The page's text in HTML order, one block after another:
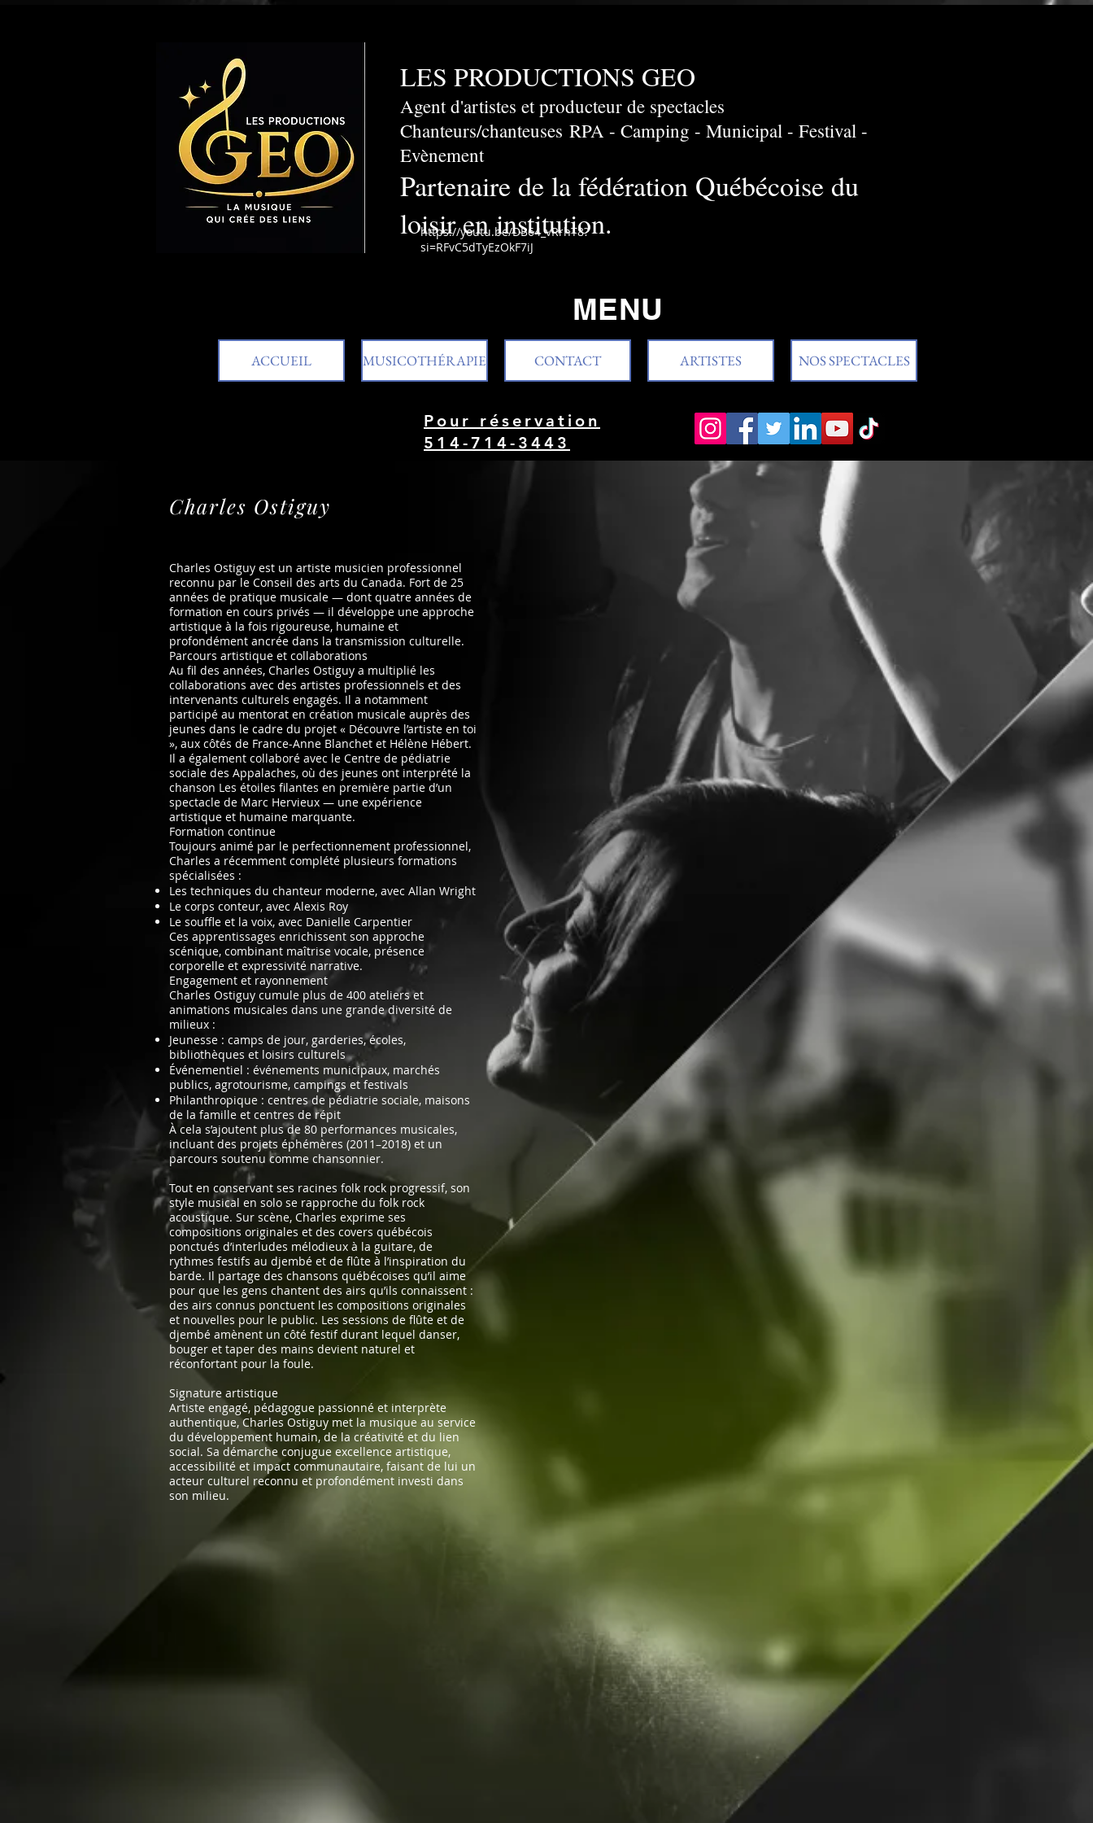
LES PRODUCTIONS GEO
Agent d'artistes et producteur de spectacles
Chanteurs/chanteuses ​RPA - Camping - Municipal - Festival -
Evènement
Partenaire de la fédération Québécoise du
loisir en institution.
MENU
ACCUEIL MUSICOTHÉRAPIE CONTACT ARTISTES NOS SPECTACLES
Pour réservation
514-714-3443
https://youtu.be/DB64_vRrhT8?
si=RFvC5dTyEzOkF7iJ
Charles Ostiguy
Charles Ostiguy est un artiste musicien professionnel
reconnu par le Conseil des arts du Canada. Fort de 25
années de pratique musicale — dont quatre années de
formation en cours privés — il développe une approche
artistique à la fois rigoureuse, humaine et
profondément ancrée dans la transmission culturelle.
Parcours artistique et collaborations
Au fil des années, Charles Ostiguy a multiplié les
collaborations avec des artistes professionnels et des
intervenants culturels engagés. Il a notamment
participé au mentorat en création musicale auprès des
jeunes dans le cadre du projet « Découvre l’artiste en toi
», aux côtés de France-Anne Blanchet et Hélène Hébert.
Il a également collaboré avec le Centre de pédiatrie
sociale des Appalaches, où des jeunes ont interprété la
chanson Les étoiles filantes en première partie d’un
spectacle de Marc Hervieux — une expérience
artistique et humaine marquante.
Formation continue
Toujours animé par le perfectionnement professionnel,
Charles a récemment complété plusieurs formations
spécialisées :
Les techniques du chanteur moderne, avec Allan Wright
Le corps conteur, avec Alexis Roy
Le souffle et la voix, avec Danielle Carpentier
Ces apprentissages enrichissent son approche
scénique, combinant maîtrise vocale, présence
corporelle et expressivité narrative.
Engagement et rayonnement
Charles Ostiguy cumule plus de 400 ateliers et
animations musicales dans une grande diversité de
milieux :
Jeunesse : camps de jour, garderies, écoles,
bibliothèques et loisirs culturels
Événementiel : événements municipaux, marchés
publics, agrotourisme, campings et festivals
Philanthropique : centres de pédiatrie sociale, maisons
de la famille et centres de répit
À cela s’ajoutent plus de 80 performances musicales,
incluant des projets éphémères (2011–2018) et un
parcours soutenu comme chansonnier.
Tout en conservant ses racines folk rock progressif, son
style musical en solo se rapproche du folk rock
acoustique. Sur scène, Charles exprime ses
compositions originales et des covers québécois
ponctués d’interludes mélodieux à la guitare, de
rythmes festifs au djembé et de flûte à l’inspiration du
barde. Il partage des chansons québécoises qu’il aime
pour que les gens chantent des airs qu’ils connaissent :
des airs connus ponctuent les compositions originales
et nouvelles pour le public. Les sessions de flûte et de
djembé amènent un côté festif durant lequel danser,
bouger et taper des mains devient naturel et
réconfortant pour la foule.
Signature artistique
Artiste engagé, pédagogue passionné et interprète
authentique, Charles Ostiguy met la musique au service
du développement humain, de la créativité et du lien
social. Sa démarche conjugue excellence artistique,
accessibilité et impact communautaire, faisant de lui un
acteur culturel reconnu et profondément investi dans
son milieu.